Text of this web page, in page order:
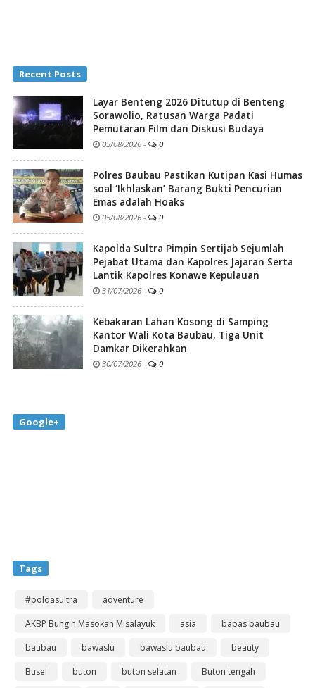
Recent Posts
Layar Benteng 2026 Ditutup di Benteng
Sorawolio, Ratusan Warga Padati
Pemutaran Film dan Diskusi Budaya
05/08/2026 - 0
Polres Baubau Pastikan Kutipan Kasi Humas
soal ‘Ikhlaskan’ Barang Bukti Pencurian
Emas adalah Hoaks
05/08/2026 - 0
Kapolda Sultra Pimpin Sertijab Sejumlah
Pejabat Utama dan Kapolres Jajaran Serta
Lantik Kapolres Konawe Kepulauan
31/07/2026 - 0
Kebakaran Lahan Kosong di Samping
Kantor Wali Kota Baubau, Tiga Unit
Damkar Dikerahkan
30/07/2026 - 0
Google+
Tags
#poldasultra
adventure
AKBP Bungin Masokan Misalayuk
asia
bapas baubau
baubau
bawaslu bawaslu baubau
beauty
Busel
buton buton selatan
Buton tengah